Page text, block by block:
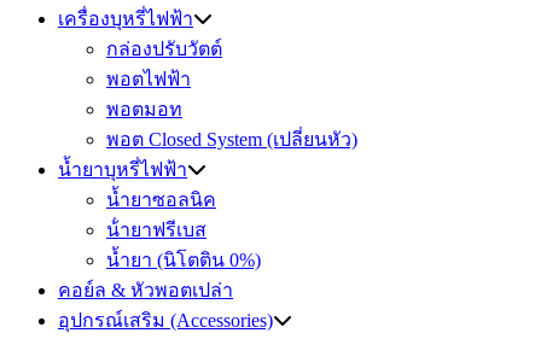
เครื่องบุหรี่ไฟฟ้า
กล่องปรับวัตต์
พอตไฟฟ้า
พอตมอท
พอต Closed System (เปลี่ยนหัว)
น้ำยาบุหรี่ไฟฟ้า
น้ำยาซอลนิค
น้ํายาฟรีเบส
น้ำยา (นิโตติน 0%)
คอย์ล & หัวพอตเปล่า
อุปกรณ์เสริม (Accessories)